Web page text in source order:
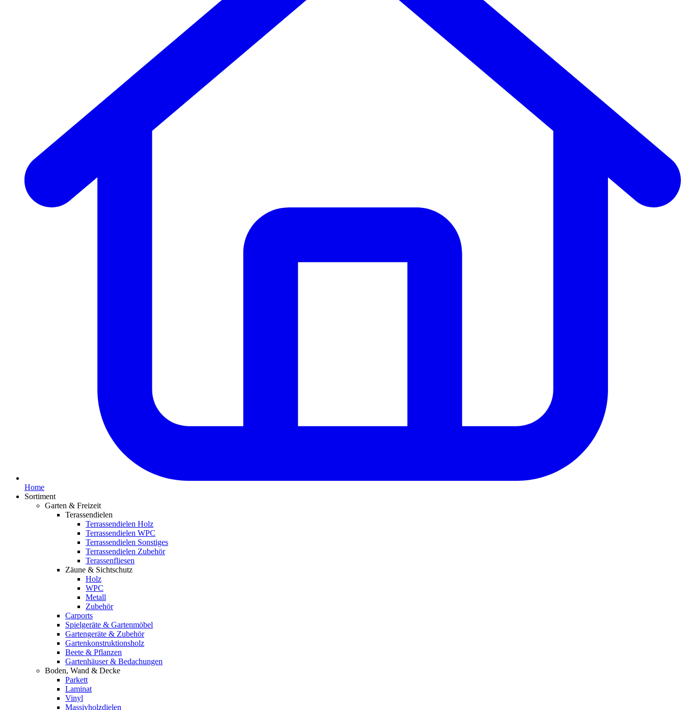
Home
Sortiment
Garten & Freizeit
Terassendielen
Terrassendielen Holz
Terrassendielen WPC
Terrassendielen Sonstiges
Terrassendielen Zubehör
Terassenfliesen
Zäune & Sichtschutz
Holz
WPC
Metall
Zubehör
Carports
Spielgeräte & Gartenmöbel
Gartengeräte & Zubehör
Gartenkonstruktionsholz
Beete & Pflanzen
Gartenhäuser & Bedachungen
Boden, Wand & Decke
Parkett
Laminat
Vinyl
Massivholzdielen